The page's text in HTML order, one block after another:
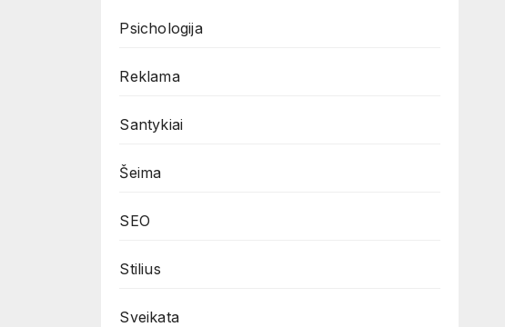
Psichologija
Reklama
Santykiai
Šeima
SEO
Stilius
Sveikata